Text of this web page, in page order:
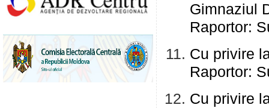
Gimnaziul
Raportor:
Cu privire
Raportor:
Cu privire